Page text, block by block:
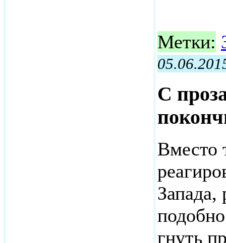
Метки:
С
Вместо
Запада,
гнуть